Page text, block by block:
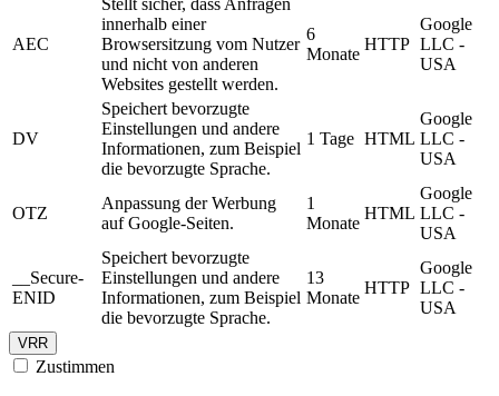
AEC
innerhalb einer
Browsersitzung vom Nutzer
und nicht von anderen
Websites gestellt werden.
6
Monate
HTTP
Google
LLC -
USA
DV
Speichert bevorzugte
Einstellungen und andere
Informationen, zum Beispiel
die bevorzugte Sprache.
1 Tage HTML
Google
LLC -
USA
OTZ
Anpassung der Werbung
auf Google-Seiten.
1
Monate
HTML
Google
LLC -
USA
__Secure-
ENID
Speichert bevorzugte
Einstellungen und andere
Informationen, zum Beispiel
die bevorzugte Sprache.
13
Monate
HTTP
Google
LLC -
USA
VRR
Zustimmen